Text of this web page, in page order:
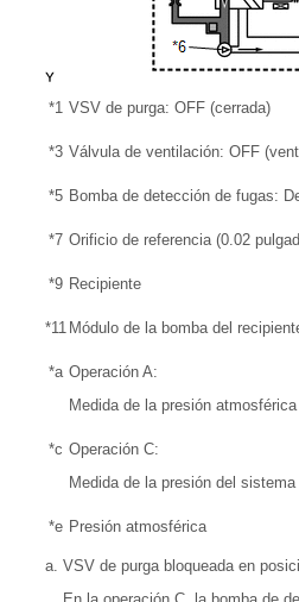
*1 VSV de purga: OFF (cerrada)
*3 Válvula de ventilación: OFF
*5 Bomba de detección de fugas:
*7 Orificio de referencia (0.02
*9 Recipiente
*11 Módulo de la bomba del
*a Operación A:
Medida de la presión atmosférica
*c Operación C:
Medida de la presión del
*e Presión atmosférica
VSV de purga bloqueada en